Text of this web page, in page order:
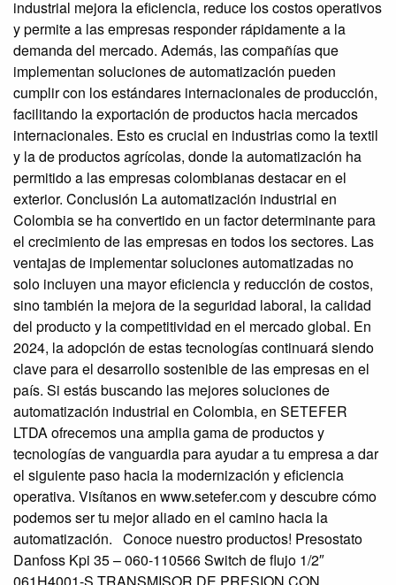
industrial mejora la eficiencia, reduce los costos operativos
y permite a las empresas responder rápidamente a la
demanda del mercado. Además, las compañías que
implementan soluciones de automatización pueden
cumplir con los estándares internacionales de producción,
facilitando la exportación de productos hacia mercados
internacionales. Esto es crucial en industrias como la textil
y la de productos agrícolas, donde la automatización ha
permitido a las empresas colombianas destacar en el
exterior. Conclusión La automatización industrial en
Colombia se ha convertido en un factor determinante para
el crecimiento de las empresas en todos los sectores. Las
ventajas de implementar soluciones automatizadas no
solo incluyen una mayor eficiencia y reducción de costos,
sino también la mejora de la seguridad laboral, la calidad
del producto y la competitividad en el mercado global. En
2024, la adopción de estas tecnologías continuará siendo
clave para el desarrollo sostenible de las empresas en el
país. Si estás buscando las mejores soluciones de
automatización industrial en Colombia, en SETEFER
LTDA ofrecemos una amplia gama de productos y
tecnologías de vanguardia para ayudar a tu empresa a dar
el siguiente paso hacia la modernización y eficiencia
operativa. Visítanos en www.setefer.com y descubre cómo
podemos ser tu mejor aliado en el camino hacia la
automatización. Conoce nuestro productos! Presostato
Danfoss Kpi 35 – 060-110566 Switch de flujo 1/2″
061H4001-S TRANSMISOR DE PRESION CON